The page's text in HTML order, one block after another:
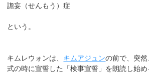
譫妄（せんもう）症
という。
キムレウォンは、 キムアジュンの前で、突
式の時に宣誓した「検事宣誓」を朗読し始め